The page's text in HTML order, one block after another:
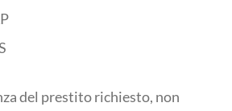
del prestito richiesto, non